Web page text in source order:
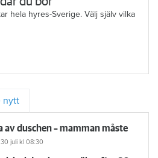
hela hyres-Sverige. Välj själv vilka
nytt
av duschen – mamman måste
30 juli kl 08:30